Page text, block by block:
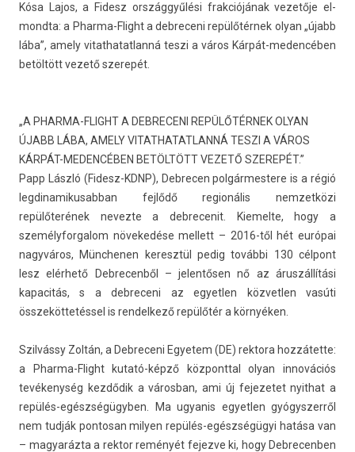
Kósa Lajos, a Fidesz országgyűlési frak­ciójának vezetője el­
mondta: a Pharma-Flight a de­breceni repülőtérnek olyan „újabb
lába”, amely vitat­hatat­lanná teszi a város Kárpát-medencében
betöltött vezető szerepét.
„A PHARMA-FLIGHT A DEBRECENI REPÜLŐTÉRNEK OLYAN
ÚJABB LÁBA, AMELY VITATHATATLANNÁ TESZI A VÁROS
KÁRPÁT-MEDENCÉBEN BETÖLTÖTT VEZETŐ SZEREPÉT.”
Papp László (Fidesz-KDNP), De­brec­en pol­gármes­tere is a régió
leg­dinamikusab­ban fejlődő re­gionális nem­zetközi
repülőterének nevez­te a de­brecenit. Kiemel­te, hogy a
személyfor­galom növekedése mel­lett – 2016-től hét európai
nagyváros, München­en keresztül pedig további 130 célpont
lesz elérhető De­brecen­ből – jelen­tős­en nő az áruszállítási
kapacitás, s a de­breceni az egyetl­en köz­vetl­en vasúti
összeköttetéssel is re­ndel­kező repülőtér a környéken.
Szilvássy Zoltán, a De­breceni Egyetem (DE) re­ktora hozzátette:
a Pharma-Flight kutató-képző köz­pontt­al olyan innovációs
tevékenység kezdődik a város­ban, ami új fejezetet nyit­hat a
repülés-egészségügyben. Ma ugyanis egyetl­en gyógys­zerről
nem tudják pon­tosan mily­en repülés-egészségügyi hatása van
– magyaráz­ta a re­ktor reményét fejez­ve ki, hogy De­brecenb­en